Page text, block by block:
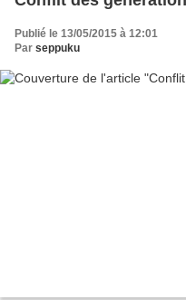
Publié le 13/05/2015 à 12:01
Par seppuku